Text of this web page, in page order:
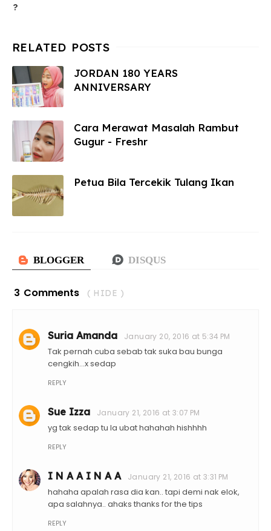
?
JORDAN 180 YEARS
ANNIVERSARY
Cara Merawat Masalah Rambut
Gugur - Freshr
Petua Bila Tercekik Tulang Ikan
3 Comments ( HIDE )
Suria Amanda January 20, 2016 at 5:34 PM
Tak pernah cuba sebab tak suka bau bunga
cengkih...x sedap
REPLY
Sue Izza January 21, 2016 at 3:07 PM
yg tak sedap tu la ubat hahahah hishhhh
REPLY
I N A A I N A A January 21, 2016 at 3:31 PM
hahaha apalah rasa dia kan.. tapi demi nak elok,
apa salahnya.. ahaks thanks for the tips
REPLY